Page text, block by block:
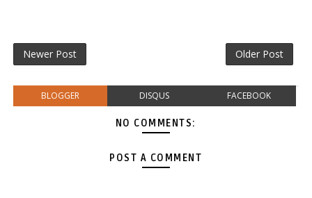
Newer Post Older Post
BLOGGER DISQUS FACEBOOK
NO COMMENTS:
POST A COMMENT